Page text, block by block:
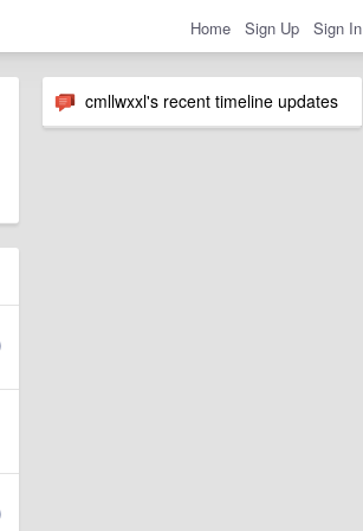
Home Sign Up Sign In
cmllwxxl's recent timeline updates